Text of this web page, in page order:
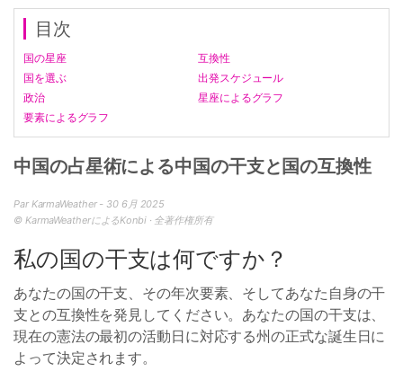
目次
国の星座
互換性
国を選ぶ
出発スケジュール
政治
星座によるグラフ
要素によるグラフ
中国の占星術による中国の干支と国の互換性
Par KarmaWeather - 30 6月 2025
© KarmaWeatherによるKonbi · 全著作権所有
私の国の干支は何ですか？
あなたの国の干支、その年次要素、そしてあなた自身の干
支との互換性を発見してください。あなたの国の干支は、
現在の憲法の最初の活動日に対応する州の正式な誕生日に
よって決定されます。